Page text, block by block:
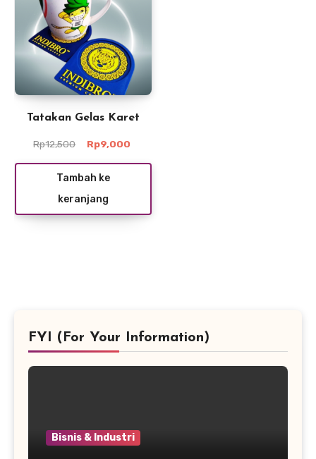
Tatakan Gelas Karet
Rp12,500
Harga
adalah:
Rp9,000
Tambah ke
keranjang
FYI (For Your Information)
Bisnis & Industri